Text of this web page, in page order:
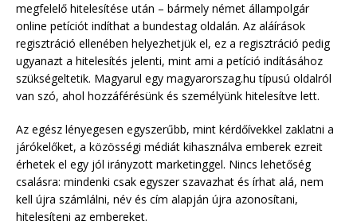
megfelelő hitelesítése után – bármely német állampolgár
online petíciót indíthat a bundestag oldalán. Az aláírások
regisztráció ellenében helyezhetjük el, ez a regisztráció pedig
ugyanazt a hitelesítés jelenti, mint ami a petíció indításához
szükségeltetik. Magyarul egy magyarorszag.hu típusú oldalról
van szó, ahol hozzáférésünk és személyünk hitelesítve lett.
Az egész lényegesen egyszerűbb, mint kérdőívekkel zaklatni a
járókelőket, a közösségi médiát kihasználva emberek ezreit
érhetek el egy jól irányzott marketinggel. Nincs lehetőség
csalásra: mindenki csak egyszer szavazhat és írhat alá, nem
kell újra számlálni, név és cím alapján újra azonosítani,
hitelesíteni az embereket.